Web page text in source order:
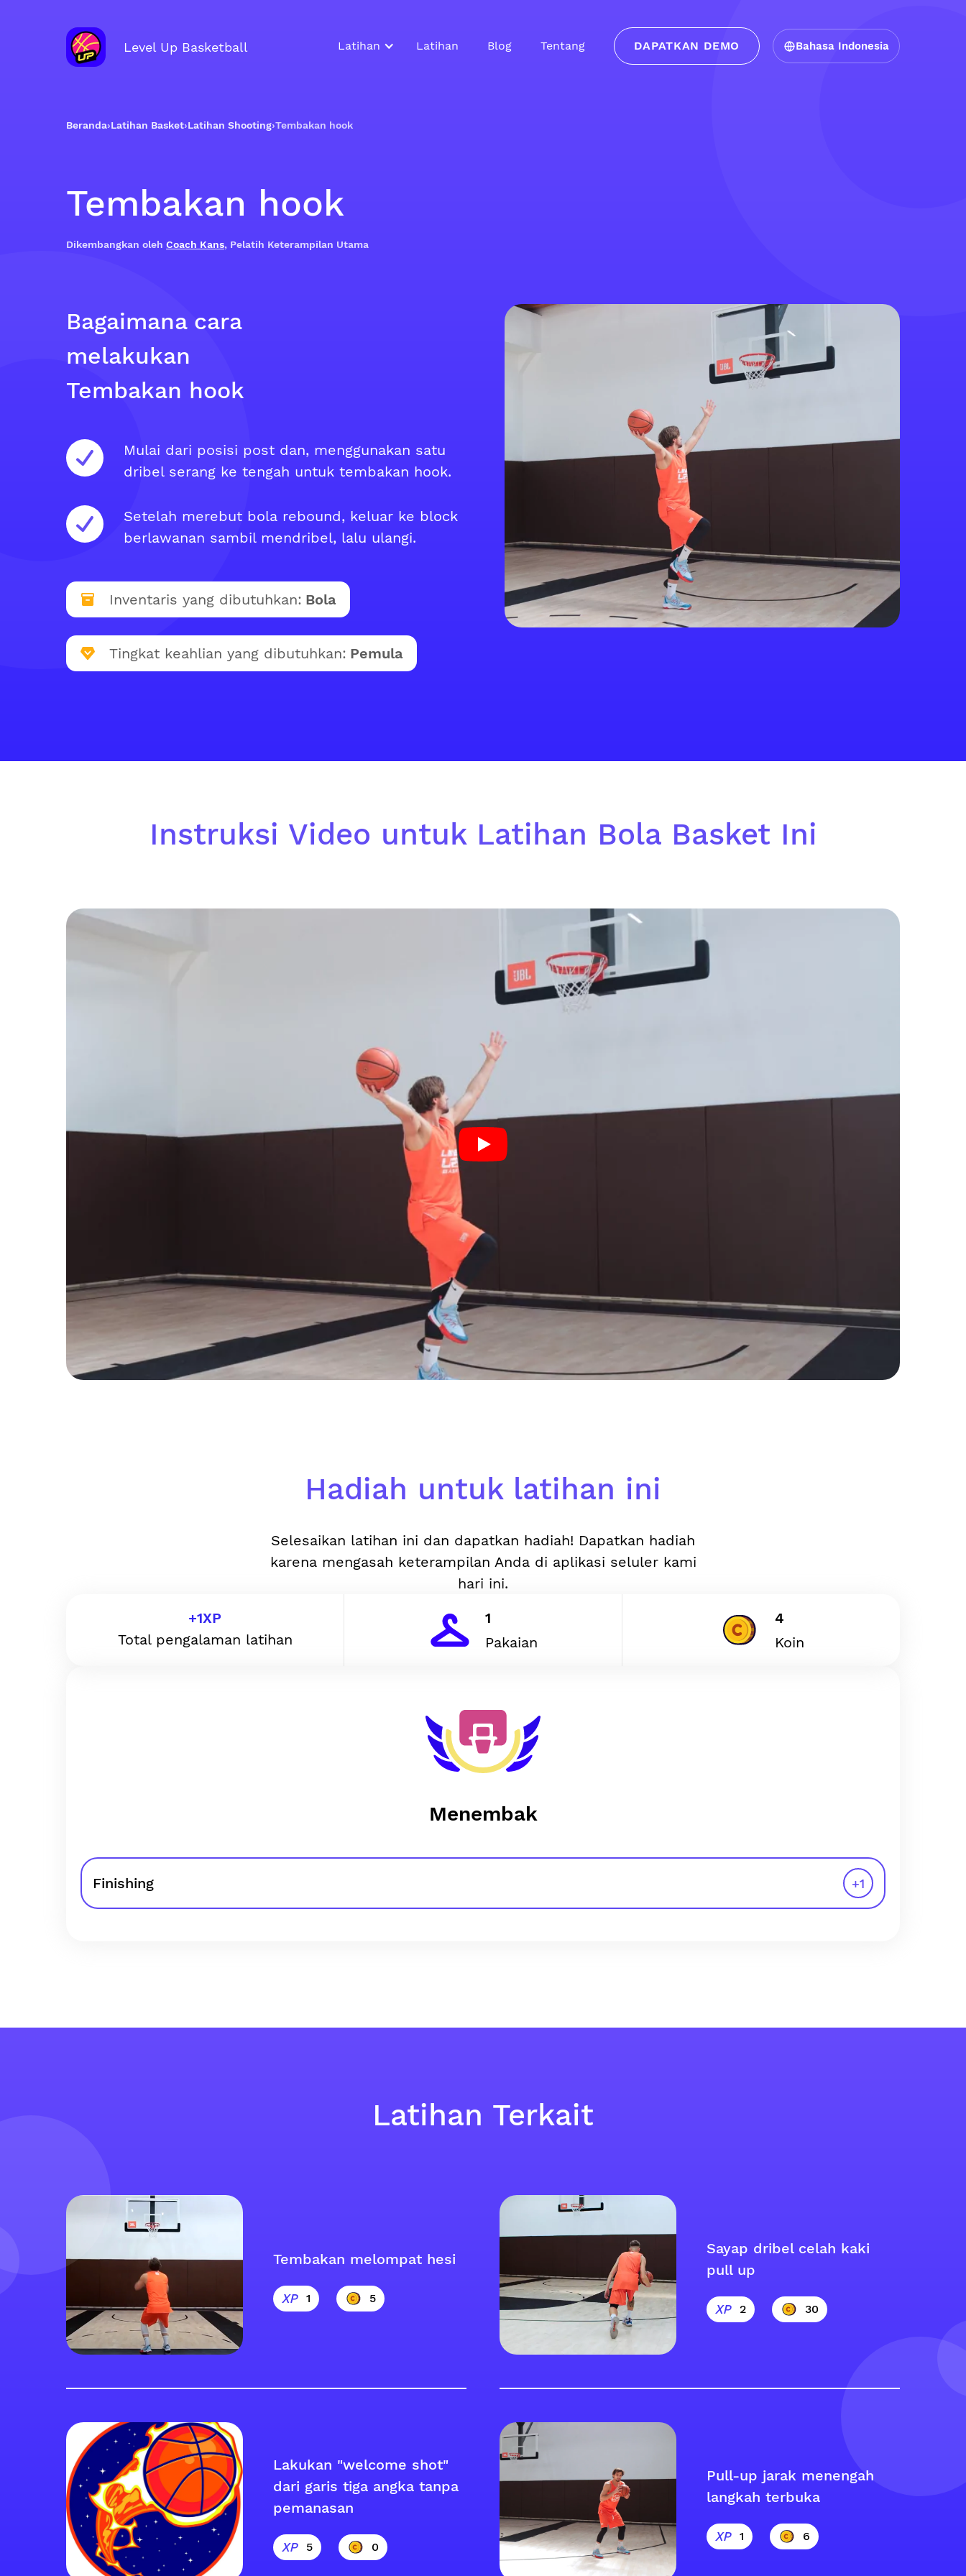
Level Up Basketball Latihan Latihan Blog Tentang DAPATKAN DEMO Bahasa Indonesia
Beranda›Latihan Basket›Latihan Shooting›Tembakan hook
Tembakan hook
Dikembangkan oleh Coach Kans, Pelatih Keterampilan Utama
Bagaimana cara
melakukan
Tembakan hook
Mulai dari posisi post dan, menggunakan satu
dribel serang ke tengah untuk tembakan hook.
Setelah merebut bola rebound, keluar ke block
berlawanan sambil mendribel, lalu ulangi.
Inventaris yang dibutuhkan: Bola
Tingkat keahlian yang dibutuhkan: Pemula
Instruksi Video untuk Latihan Bola Basket Ini
Hadiah untuk latihan ini
Selesaikan latihan ini dan dapatkan hadiah! Dapatkan hadiah
karena mengasah keterampilan Anda di aplikasi seluler kami
hari ini.
+1XP
Total pengalaman latihan
1
Pakaian
4
Koin
Menembak
Finishing +1
Latihan Terkait
Tembakan melompat hesi
1 5
Sayap dribel celah kaki
pull up
2 30
Lakukan "welcome shot"
dari garis tiga angka tanpa
pemanasan
5 0
Pull-up jarak menengah
langkah terbuka
1 6